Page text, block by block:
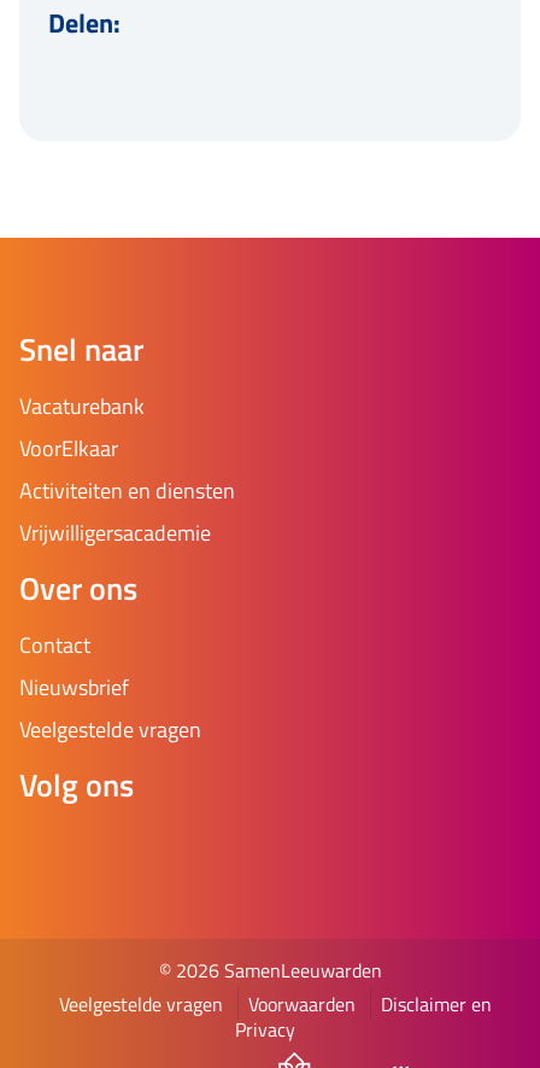
Delen:
Snel naar
Vacaturebank
VoorElkaar
Activiteiten en diensten
Vrijwilligersacademie
Over ons
Contact
Nieuwsbrief
Veelgestelde vragen
Volg ons
© 2026 SamenLeeuwarden
Veelgestelde vragen
Voorwaarden
Disclaimer en
Privacy